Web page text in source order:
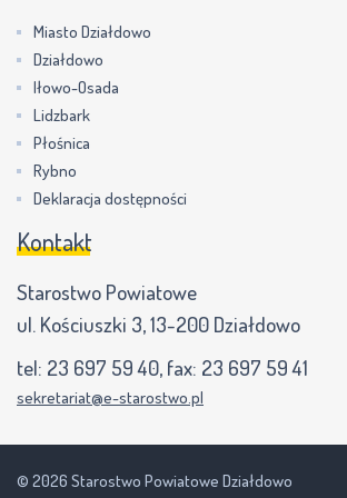
Miasto Działdowo
Działdowo
Iłowo-Osada
Lidzbark
Płośnica
Rybno
Deklaracja dostępności
Kontakt
Starostwo Powiatowe
ul. Kościuszki 3, 13-200 Działdowo
tel: 23 697 59 40, fax: 23 697 59 41
sekretariat@e-starostwo.pl
© 2026 Starostwo Powiatowe Działdowo